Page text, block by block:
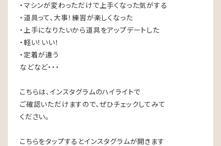
・マシンが変わっただけで上手くなった気がする
・道具って、大事！練習が楽しくなった
・上手になりたいから道具をアップデートした
・軽い！いい！
・定着が違う
などなど・・・
こちらは、インスタグラムのハイライトで
ご確認いただけますので、ぜひチェックしてみて
ください。
こちらをタップするとインスタグラムが開きます